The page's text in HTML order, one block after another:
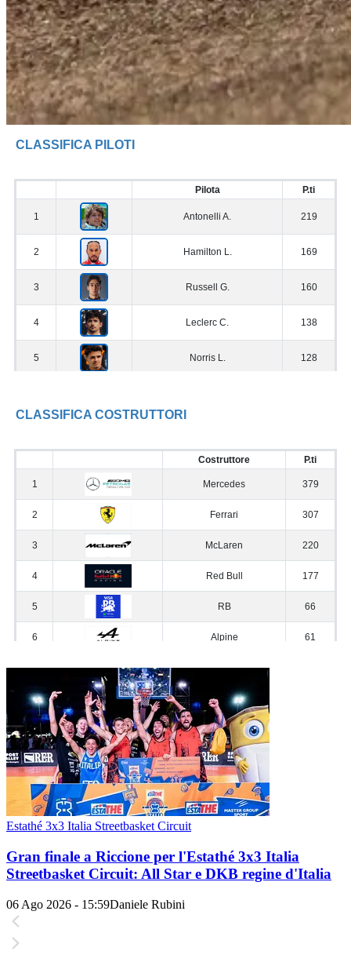
Estathé 3x3 Italia Streetbasket Circuit
Gran finale a Riccione per l'Estathé 3x3 Italia
Streetbasket Circuit: All Star e DKB regine d'Italia
06 Ago 2026 - 15:59Daniele Rubini